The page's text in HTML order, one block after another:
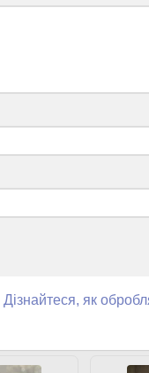
Дізнайтеся, як